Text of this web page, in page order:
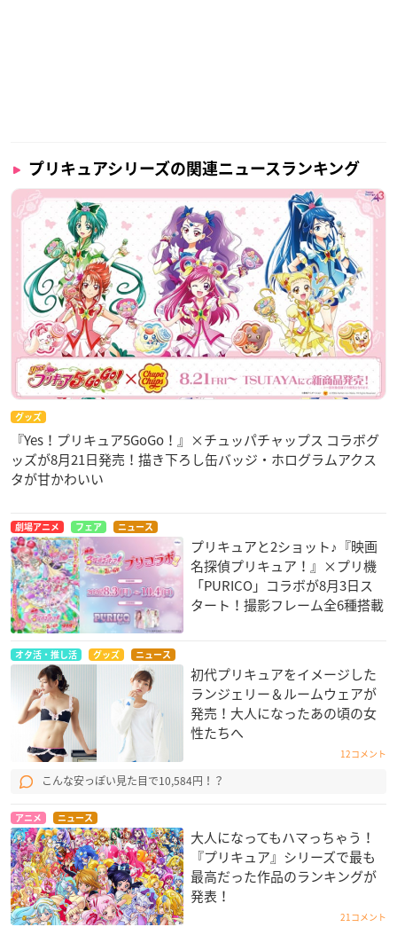
プリキュアシリーズの関連ニュースランキング
グッズ
『Yes！プリキュア5GoGo！』×チュッパチャップス コラボグ
ッズが8月21日発売！描き下ろし缶バッジ・ホログラムアクス
タが甘かわいい
劇場アニメ フェア ニュース
プリキュアと2ショット♪『映画
名探偵プリキュア！』×プリ機
「PURICO」コラボが8月3日ス
タート！撮影フレーム全6種搭載
オタ活・推し活 グッズ ニュース
初代プリキュアをイメージした
ランジェリー＆ルームウェアが
発売！大人になったあの頃の女
性たちへ
12コメント
こんな安っぽい見た目で10,584円！？
アニメ ニュース
大人になってもハマっちゃう！
『プリキュア』シリーズで最も
最高だった作品のランキングが
発表！
21コメント